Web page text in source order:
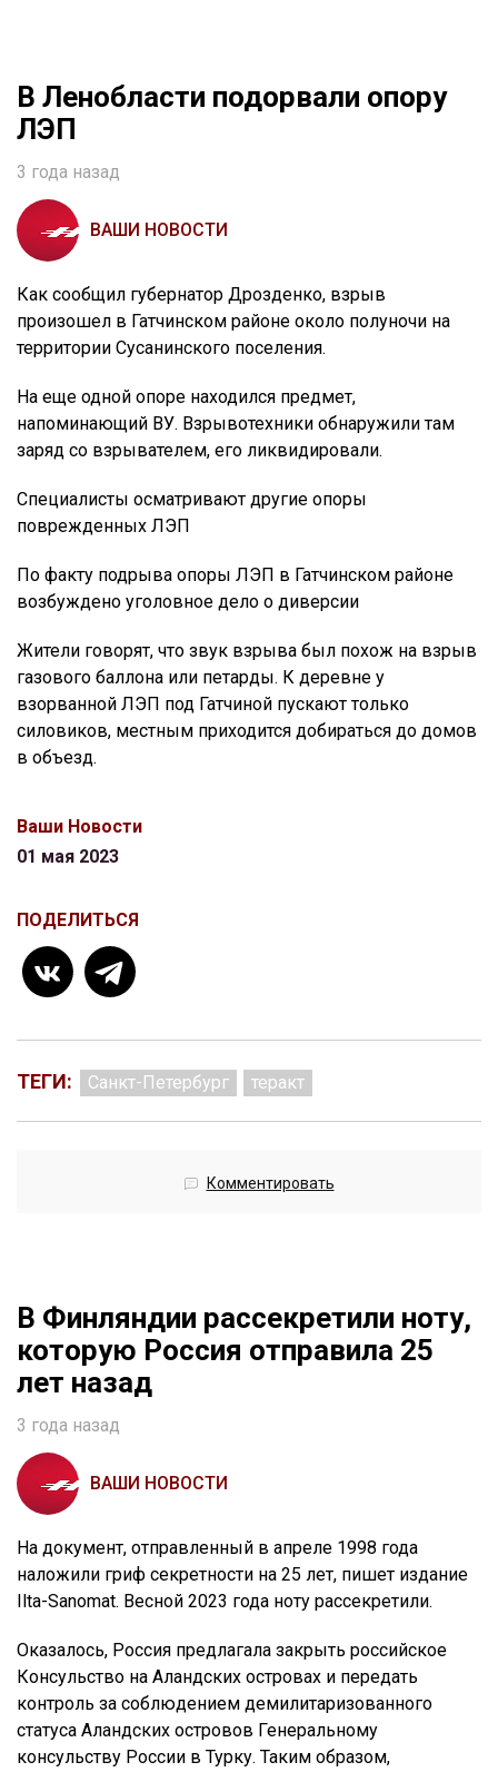
В Ленобласти подорвали опору
ЛЭП
3 года назад
ВАШИ НОВОСТИ
Как сообщил губернатор Дрозденко, взрыв
произошел в Гатчинском районе около полуночи на
территории Сусанинского поселения.
На еще одной опоре находился предмет,
напоминающий ВУ. Взрывотехники обнаружили там
заряд со взрывателем, его ликвидировали.
Специалисты осматривают другие опоры
поврежденных ЛЭП
По факту подрыва опоры ЛЭП в Гатчинском районе
возбуждено уголовное дело о диверсии
Жители говорят, что звук взрыва был похож на взрыв
газового баллона или петарды. К деревне у
взорванной ЛЭП под Гатчиной пускают только
силовиков, местным приходится добираться до домов
в объезд.
Ваши Новости
01 мая 2023
ПОДЕЛИТЬСЯ
ТЕГИ: Санкт-Петербург теракт
Комментировать
В Финляндии рассекретили ноту,
которую Россия отправила 25
лет назад
3 года назад
ВАШИ НОВОСТИ
На документ, отправленный в апреле 1998 года
наложили гриф секретности на 25 лет, пишет издание
Ilta-Sanomat. Весной 2023 года ноту рассекретили.
Оказалось, Россия предлагала закрыть российское
Консульство на Аландских островах и передать
контроль за соблюдением демилитаризованного
статуса Аландских островов Генеральному
консульству России в Турку. Таким образом,